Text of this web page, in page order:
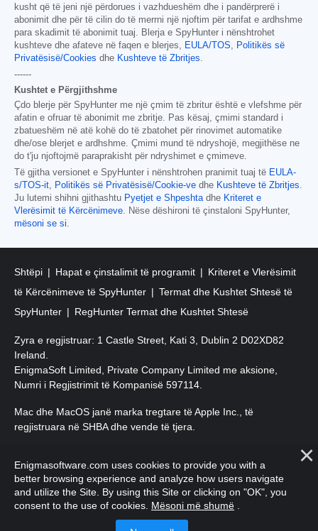
kusht që të jeni një përdorues i vazhdueshëm dhe i pandërprerë i
abonimit dhe për të cilin do të merrni një njoftim për tarifat e ardhshme
para skadimit të abonimit tuaj. Blerja e SpyHunter i nënshtrohet
kushteve dhe afateve në faqen e blerjes,
EULA/TOS
Politikës së
Privatësisë/Cookies dhe Kushteve të Zbritjes
------
Kushtet e Përgjithshme
Çdo blerje për SpyHunter me një çmim të zbritur është e vlefshme për
afatin e ofruar të abonimit me zbritje. Pas kësaj, çmimi standard i
zbatueshëm në atë kohë do të zbatohet për rinovimet automatike
dhe/ose blerjet e ardhshme. Çmimi mund të ndryshojë, megjithëse ne
do t'ju njoftojmë paraprakisht për ndryshimet e çmimeve.
Të gjitha versionet e SpyHunter i nënshtrohen pranimit tuaj të EULA-
s/TOS-it
Politikës së Privatësisë/Cookie-ve dhe Kushteve të Zbritjes
Ju lutemi shihni gjithashtu Pyetjet e Shpeshta dhe Kriteret e
Vlerësimit të Kërcënimeve . Nëse dëshironi të çinstaloni SpyHunter,
mësoni se si
Shtëpi Hapat e çinstalimit të programit
Kriteret e Vlerësimit
të Kërcënimeve të SpyHunter
Termat dhe Kushtet Shtesë të
SpyHunter
RegHunter Termat dhe Kushtet Shtesë
Zyra e regjistruar: 1 Castle Street, Kati 3, Dublin 2 D02XD82
Ireland.
EnigmaSoft Limited, Private Company Limited me aksione,
Numri i Regjistrimit të Kompanisë 597114.
Mac dhe MacOS janë marka tregtare të Apple Inc., të
regjistruara në SHBA dhe vende të tjera.
. EnigmaSoft Ltd. Të gjitha të drejtat
e rezervuara.
Enigmasoftware.com uses cookies to provide you with a
better browsing experience and analyze how users navigate
and utilize the Site. By using this Site or clicking on "OK", you
consent to the use of cookies. Mësoni më shumë